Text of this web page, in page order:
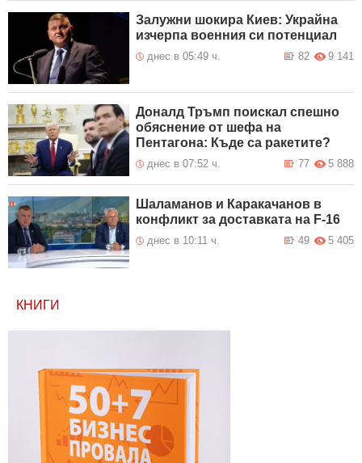
Залужни шокира Киев: Украйна
изчерпа военния си потенциал
днес в 05:49 ч. 9 141
82
Доналд Тръмп поискал спешно
обяснение от шефа на
Пентагона: Къде са ракетите?
днес в 07:52 ч. 5 888
77
Шаламанов и Каракачанов в
конфликт за доставката на F-16
днес в 10:11 ч. 5 405
49
КНИГИ